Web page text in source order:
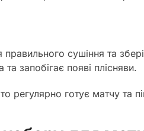
правильного сушіння та
запобігає появі плісняви.
готує матчу та